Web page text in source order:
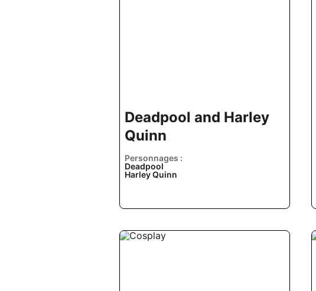
Deadpool and Harley
Quinn
Personnages :
Deadpool
Harley Quinn